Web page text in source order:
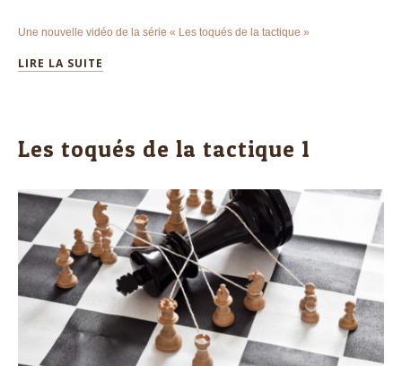
Une nouvelle vidéo de la série « Les toqués de la tactique »
LIRE LA SUITE
Les toqués de la tactique 1